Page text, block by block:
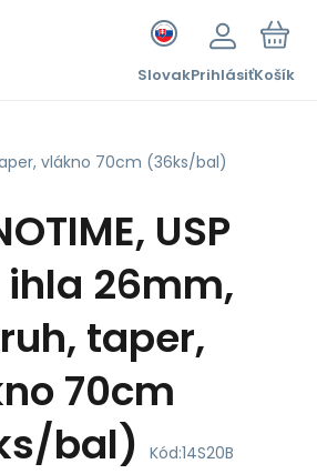
SlovakPrihlásiťKošík
vlákno 70cm (36ks/bal)
USP
26mm,
taper,
70cm
bal)
Kód:14S20B